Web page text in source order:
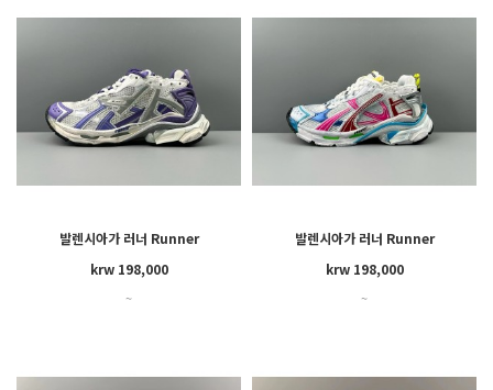
발렌시아가 러너 Runner
krw 198,000
~
발렌시아가 러너 Runner
krw 198,000
~